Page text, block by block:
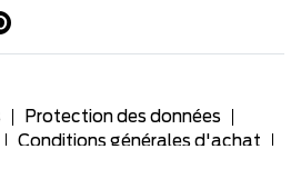
Protection des données
Conditions générales d'achat